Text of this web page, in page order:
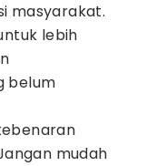
masyarakat.
lebih
belum
mudah